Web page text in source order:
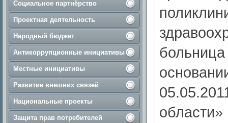
Социальное партнёрство
Проектная деятельность
Народный бюджет
Антикоррупционные инициативы
Местные инициативы
Развитие внешних связей
Национальные проекты
Защита прав потребителей
области»